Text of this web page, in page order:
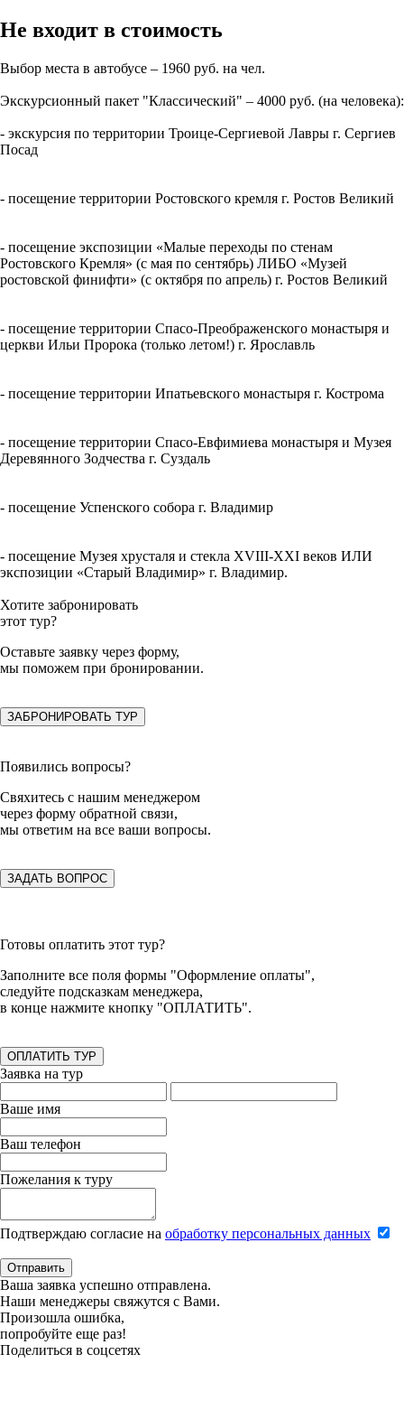
Не входит в стоимость
Выбор места в автобусе – 1960 руб. на чел.
Экскурсионный пакет "Классический" – 4000 руб. (на человека):
- экскурсия по территории Троице-Сергиевой Лавры г. Сергиев
Посад
- посещение территории Ростовского кремля г. Ростов Великий
- посещение экспозиции «Малые переходы по стенам
Ростовского Кремля» (с мая по сентябрь) ЛИБО «Музей
ростовской финифти» (с октября по апрель) г. Ростов Великий
- посещение территории Спасо-Преображенского монастыря и
церкви Ильи Пророка (только летом!) г. Ярославль
- посещение территории Ипатьевского монастыря г. Кострома
- посещение территории Спасо-Евфимиева монастыря и Музея
Деревянного Зодчества г. Суздаль
- посещение Успенского собора г. Владимир
- посещение Музея хрусталя и стекла XVIII-XXI веков ИЛИ
экспозиции «Старый Владимир» г. Владимир.
Хотите забронировать
этот тур?
Оставьте заявку через форму,
мы поможем при бронировании.
ЗАБРОНИРОВАТЬ ТУР
Появились вопросы?
Свяхитесь с нашим менеджером
через форму обратной связи,
мы ответим на все ваши вопросы.
ЗАДАТЬ ВОПРОС
Готовы оплатить этот тур?
Заполните все поля формы "Оформление оплаты",
следуйте подсказкам менеджера,
в конце нажмите кнопку "ОПЛАТИТЬ".
ОПЛАТИТЬ ТУР
Заявка на тур
Ваше имя
Ваш телефон
Пожелания к туру
Подтверждаю согласие на обработку персональных данных
Отправить
Ваша заявка успешно отправлена.
Наши менеджеры свяжутся с Вами.
Произошла ошибка,
попробуйте еще раз!
Поделиться в соцсетях